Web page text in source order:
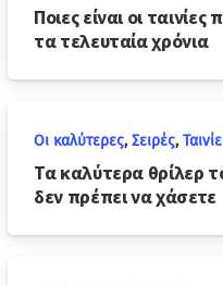
Ποιες είναι οι
τα τελευταία χρόνια
Οι καλύτερες,Σειρές,
Τα καλύτερα θρίλερ
δεν πρέπει να χάσετε